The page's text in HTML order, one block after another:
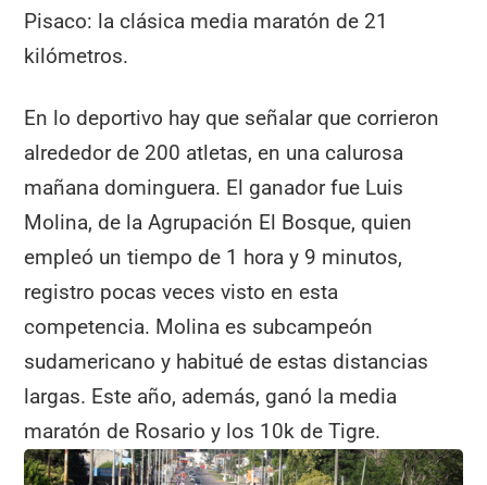
Pisaco: la clásica media maratón de 21
kilómetros.
En lo deportivo hay que señalar que corrieron
alrededor de 200 atletas, en una calurosa
mañana dominguera. El ganador fue Luis
Molina, de la Agrupación El Bosque, quien
empleó un tiempo de 1 hora y 9 minutos,
registro pocas veces visto en esta
competencia. Molina es subcampeón
sudamericano y habitué de estas distancias
largas. Este año, además, ganó la media
maratón de Rosario y los 10k de Tigre.